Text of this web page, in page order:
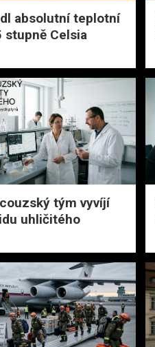
absolutní teplotní
stupně Celsia
tým vyvíjí
uhličitého